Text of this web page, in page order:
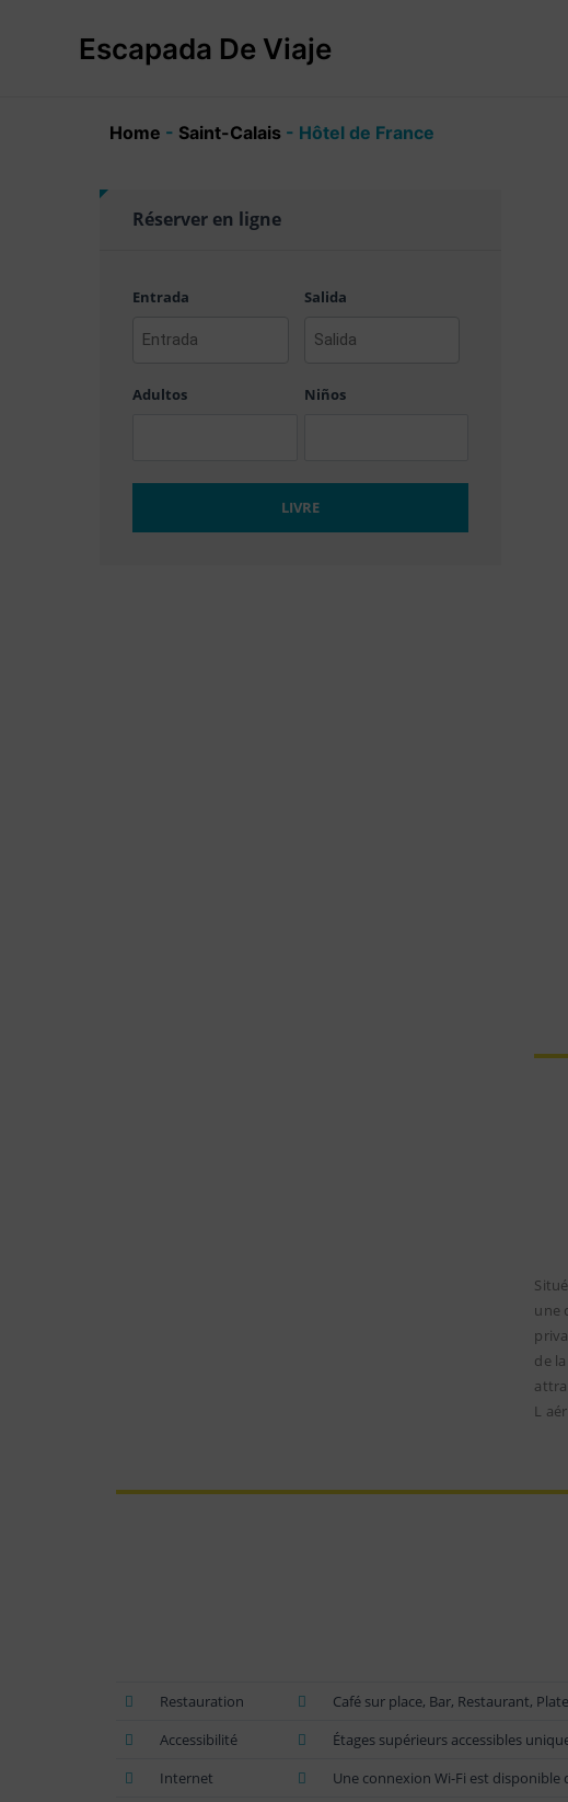
Escapada De Viaje
Home - Saint-Calais - Hôtel de France
Réserver en ligne
Entrada Salida
Adultos Niños
LIVRE
une
de
L
Restauration
Café sur place, Bar, Restaurant,
Accessibilité
Étages supérieurs accessibles
Internet
Une connexion Wi-Fi est